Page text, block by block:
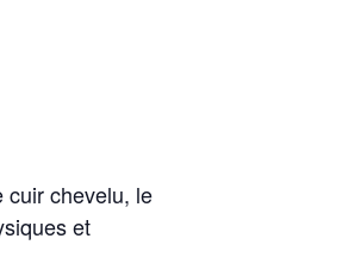
cuir chevelu, le
et